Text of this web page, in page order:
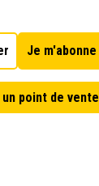
Je m'abonne
point de vente